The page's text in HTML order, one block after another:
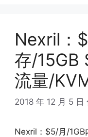
Nexril：
存/15GB
流量/
2018 年 12 月 5 日
Nexril：$5/月/1GB